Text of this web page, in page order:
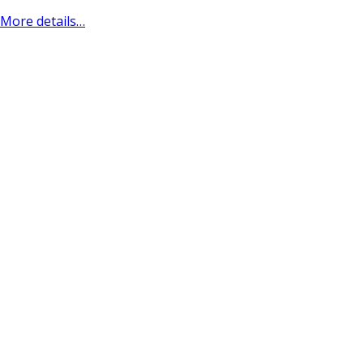
More details…